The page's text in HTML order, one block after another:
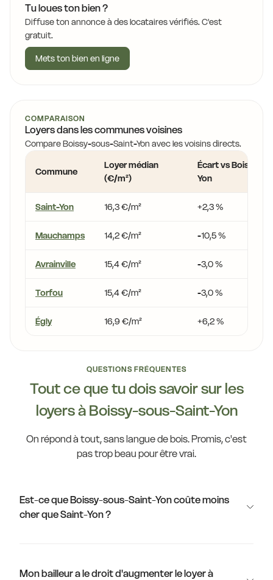
Tu loues ton bien ?
Diffuse ton annonce à des locataires vérifiés. C'est
gratuit.
Mets ton bien en ligne
COMPARAISON
Loyers dans les communes voisines
Compare Boissy-sous-Saint-Yon avec les voisins directs.
Commune
Loyer médian
(€/m²)
Écart vs Boissy-
Yon
Saint-Yon 16,3 €/m² +2,3 %
Mauchamps 14,2 €/m² -10,5 %
Avrainville 15,4 €/m² -3,0 %
Torfou 15,4 €/m² -3,0 %
Égly 16,9 €/m² +6,2 %
QUESTIONS FRÉQUENTES
Tout ce que tu dois savoir sur les
loyers à Boissy-sous-Saint-Yon
On répond à tout, sans langue de bois. Promis, c'est
pas trop beau pour être vrai.
Est-ce que Boissy-sous-Saint-Yon coûte moins
cher que Saint-Yon ?
Mon bailleur a le droit d'augmenter le loyer à